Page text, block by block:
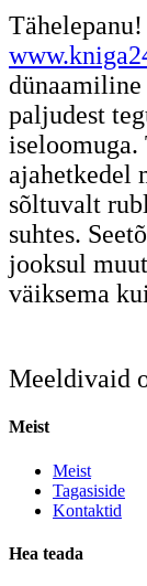
dünaamiline
paljudest
ajahetkedel
sõltuvalt
suhtes.
jooksul
väiksema
Meeldivaid
Meist
Meist
Tagasiside
Kontaktid
Hea teada